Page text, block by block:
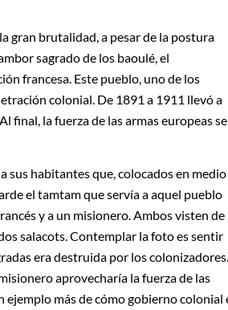
gran brutalidad, a pesar de la postura
sagrado de los baoulé, el
francesa. Este pueblo, uno de los
colonial. De 1891 a 1911 llevó a
final, la fuerza de las armas europeas se
sus habitantes que, colocados en medio
el tamtam que servía a aquel pueblo
y a un misionero. Ambos visten de
salacots. Contemplar la foto es sentir
era destruida por los colonizadores.
aprovecharía la fuerza de las
más de cómo gobierno colonial